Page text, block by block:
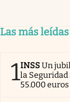
Las más
1INSSUn
la Seguridad
55.000